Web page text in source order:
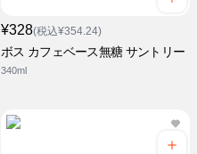
¥328(税込¥354.24)
ボス カフェベース無糖 サントリー
340ml